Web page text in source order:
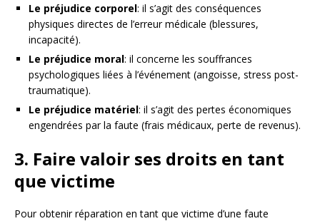
Le préjudice corporel: il s’agit des conséquences
physiques directes de l’erreur médicale (blessures,
incapacité).
Le préjudice moral: il concerne les souffrances
psychologiques liées à l’événement (angoisse, stress post-
traumatique).
Le préjudice matériel: il s’agit des pertes économiques
engendrées par la faute (frais médicaux, perte de revenus).
3. Faire valoir ses droits en tant
que victime
Pour obtenir réparation en tant que victime d’une faute